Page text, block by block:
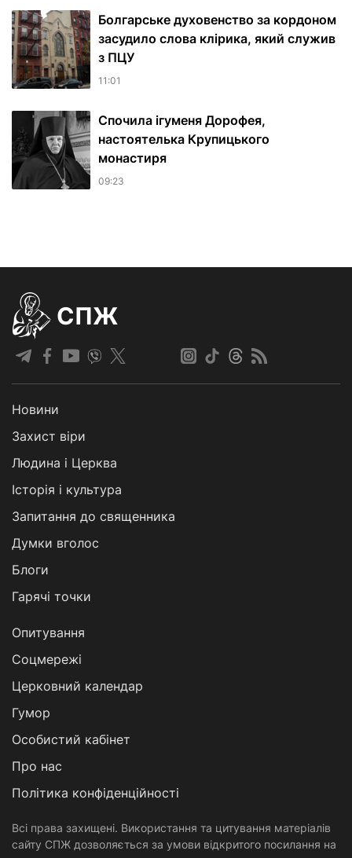
Болгарське духовенство за кордоном
засудило слова клірика, який служив
з ПЦУ
11:01
Спочила ігуменя Дорофея,
настоятелька Крупицького
монастиря
09:23
СПЖ
Новини
Захист віри
Людина і Церква
Історія і культура
Запитання до священника
Думки вголос
Блоги
Гарячі точки
Опитування
Соцмережі
Церковний календар
Гумор
Особистий кабінет
Про нас
Політика конфіденційності
Всі права захищені. Використання та цитування матеріалів
сайту СПЖ дозволяється за умови відкритого посилання на